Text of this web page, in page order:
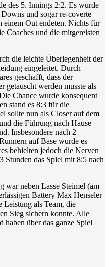
des 5. Innings 2:2. Es wurde
und sogar re-coverte
einem Out endeten. Nichts für
Coaches und die mitgereisten
die leichte Überlegenheit der
eingeleitet. Durch
geschafft, dass der
getauscht werden musste als
Chance wurde konsequent
stand es 8:3 für die
sollte nun als Closer auf dem
die Führung nach Hause
Insbesondere nach 2
auf Base wurde es
behielten jedoch die Nerven
Stunden das Spiel mit 8:5 nach
war neben Lasse Steimel (am
Battery Max Henseler
als Team, die
Sieg sichern konnte. Alle
haben über das ganze Spiel